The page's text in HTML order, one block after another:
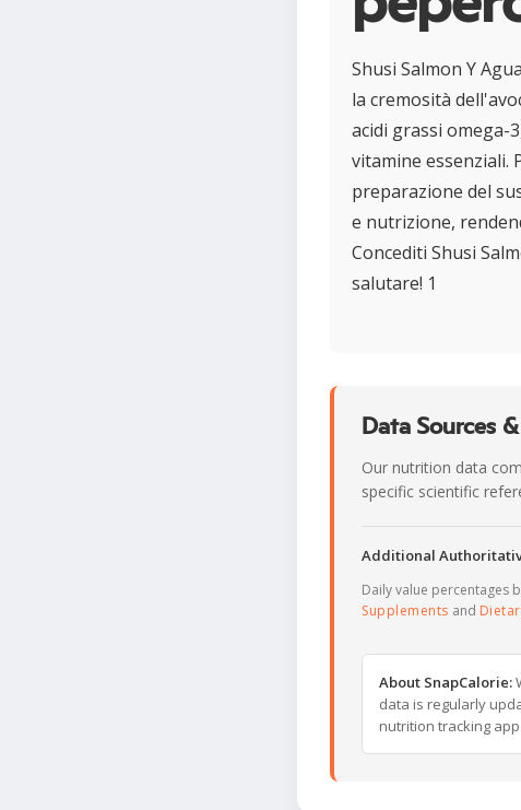
Shusi Salmon Y
la cremosità
acidi grassi omega-
vitamine essenziali.
preparazione del
e nutrizione,
Concediti Shusi
salutare! 1
Data Sources
Our nutrition data
specific scientific
Additional
Daily value percentages
Supplements and
About SnapCalorie:
data is regularly
nutrition tracking